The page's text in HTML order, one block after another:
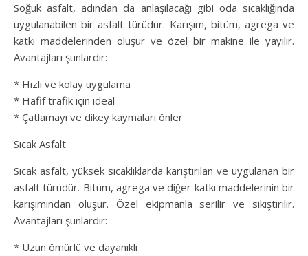
Soğuk asfalt, adından da anlaşılacağı gibi oda sıcaklığında
uygulanabilen bir asfalt türüdür. Karışım, bitüm, agrega ve
katkı maddelerinden oluşur ve özel bir makine ile yayılır.
Avantajları şunlardır:
* Hızlı ve kolay uygulama
* Hafif trafik için ideal
* Çatlamayı ve dikey kaymaları önler
Sıcak Asfalt
Sıcak asfalt, yüksek sıcaklıklarda karıştırılan ve uygulanan bir
asfalt türüdür. Bitüm, agrega ve diğer katkı maddelerinin bir
karışımından oluşur. Özel ekipmanla serilir ve sıkıştırılır.
Avantajları şunlardır:
* Uzun ömürlü ve dayanıklı